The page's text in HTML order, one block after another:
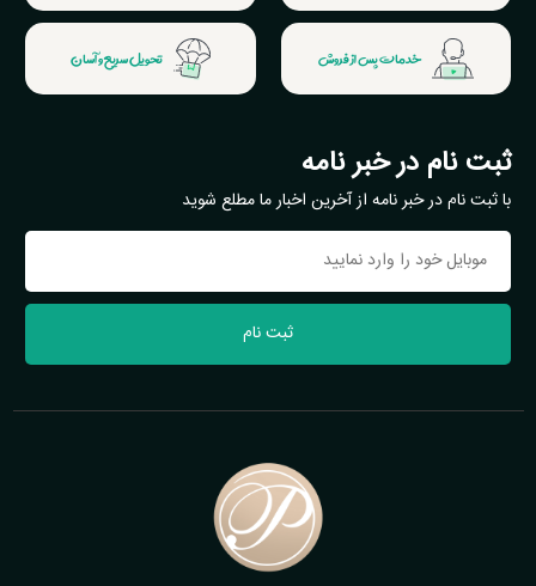
خدمات پس از فروش تحویل سریع و آسان
ثبت نام در خبر نامه
با ثبت نام در خبر نامه از آخرین اخبار ما مطلع شوید
ثبت نام